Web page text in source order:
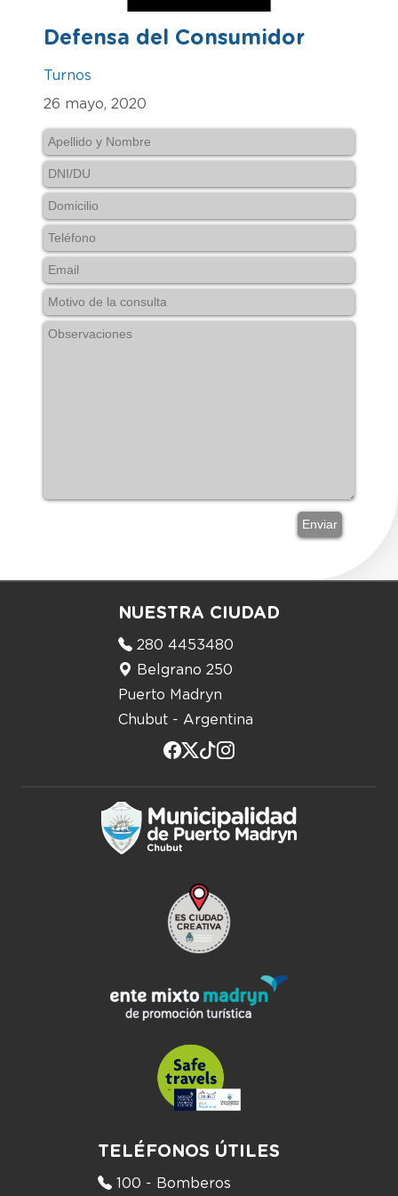
Defensa del Consumidor
Turnos
26 mayo, 2020
NUESTRA CIUDAD
280 4453480
Belgrano 250
Puerto Madryn
Chubut - Argentina
TELÉFONOS ÚTILES
100 - Bomberos